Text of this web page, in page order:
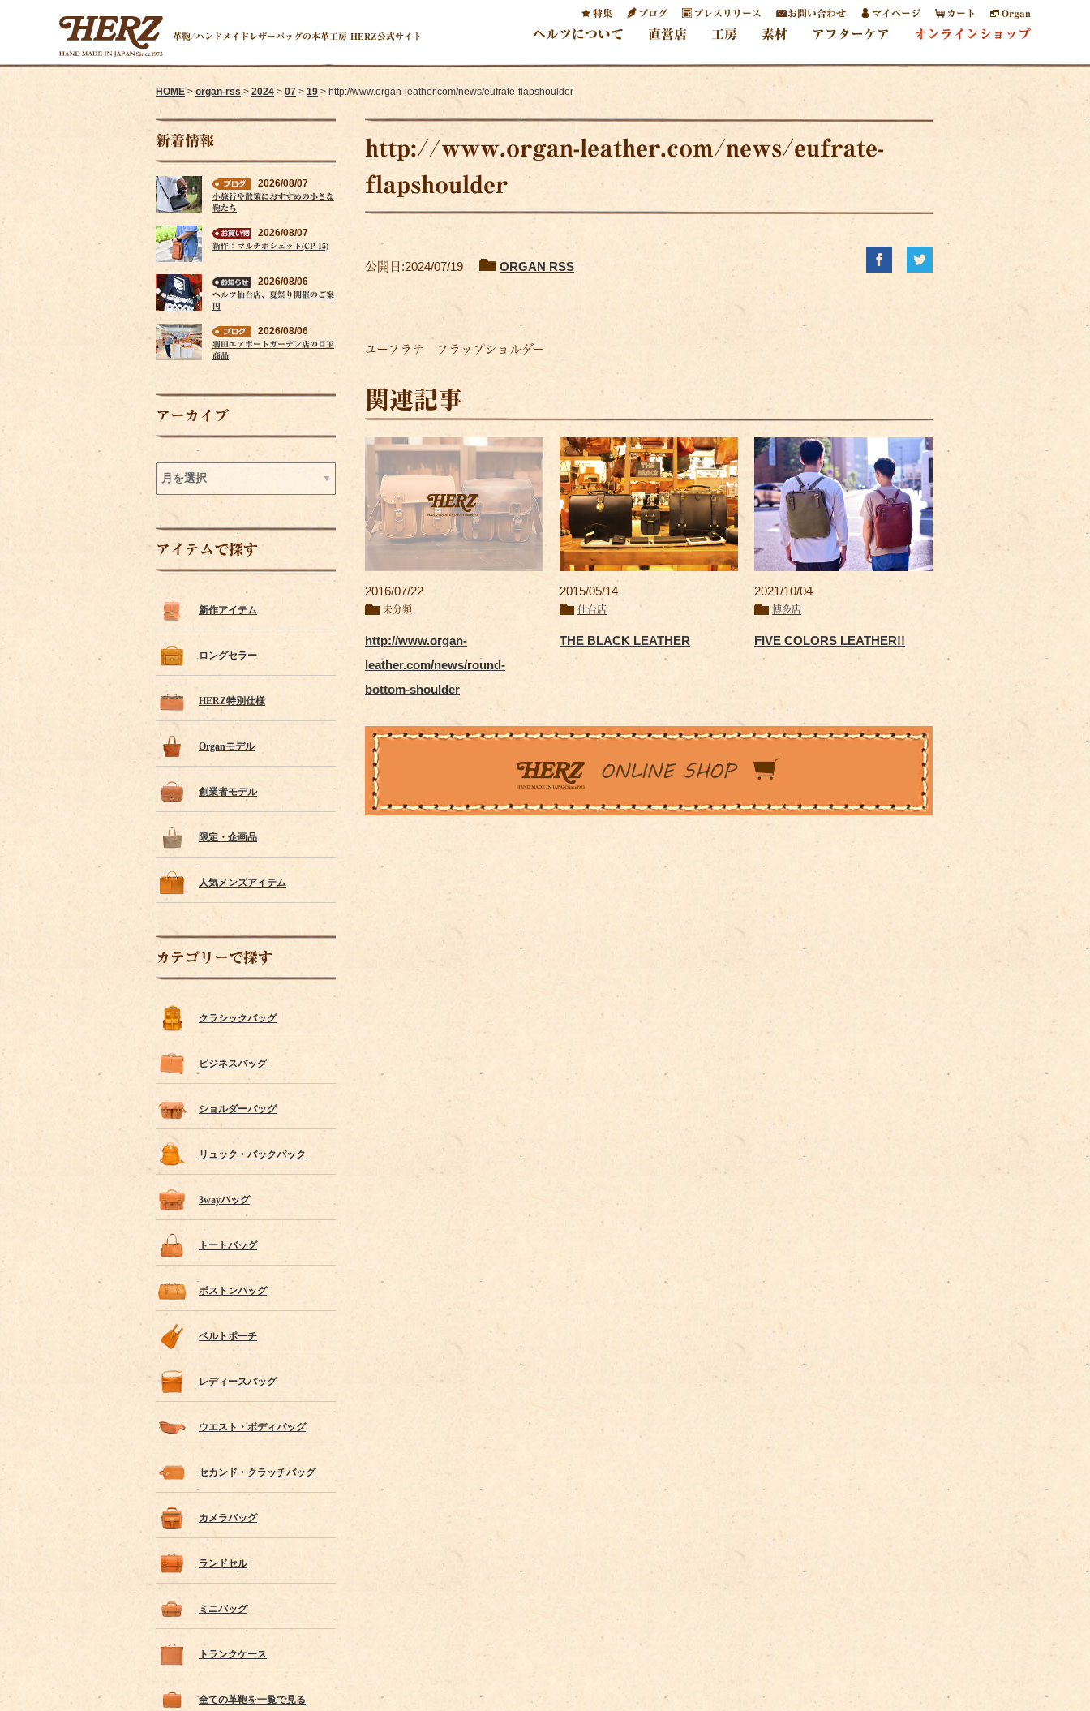
革鞄/ハンドメイドレザーバッグの本革工房 HERZ公式サイト
特集 ブログ プレスリリース お問い合わせ マイページ カート Organ
ヘルツについて 直営店 工房 素材 アフターケア オンラインショップ
HOME > organ-rss > 2024 > 07 > 19 > http://www.organ-leather.com/news/eufrate-flapshoulder
新着情報
2026/08/07
小旅行や散策におすすめの小さな
鞄たち
2026/08/07
新作：マルチポシェット(CP-15)
2026/08/06
ヘルツ仙台店、夏祭り開催のご案
内
2026/08/06
羽田エアポートガーデン店の目玉
商品
アーカイブ
アイテムで探す
新作アイテム
ロングセラー
HERZ特別仕様
Organモデル
創業者モデル
限定・企画品
人気メンズアイテム
カテゴリーで探す
クラシックバッグ
ビジネスバッグ
ショルダーバッグ
リュック・バックパック
3wayバッグ
トートバッグ
ボストンバッグ
ベルトポーチ
レディースバッグ
ウエスト・ボディバッグ
セカンド・クラッチバッグ
カメラバッグ
ランドセル
ミニバッグ
トランクケース
全ての革鞄を一覧で見る
http://www.organ-leather.com/news/eufrate-
flapshoulder
公開日:2024/07/19 ORGAN RSS
ユーフラテ フラップショルダー
関連記事
2016/07/22
未分類
http://www.organ-
leather.com/news/round-
bottom-shoulder
2015/05/14
仙台店
THE BLACK LEATHER
2021/10/04
博多店
FIVE COLORS LEATHER!!